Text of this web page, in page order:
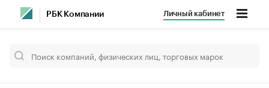
РБК Компании Личный кабинет